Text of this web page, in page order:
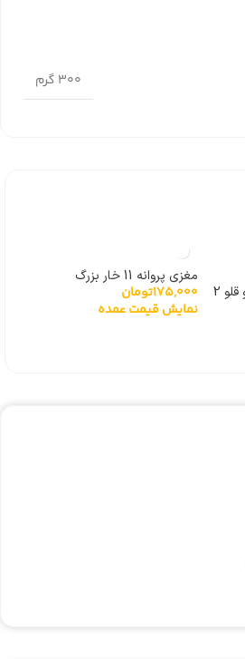
300 گرم
تایمر خشکن لباسشویی دو قلو 2
مغزی پروانه 11 خار بزرگ
175,000تومان
نمایش قیمت عمده